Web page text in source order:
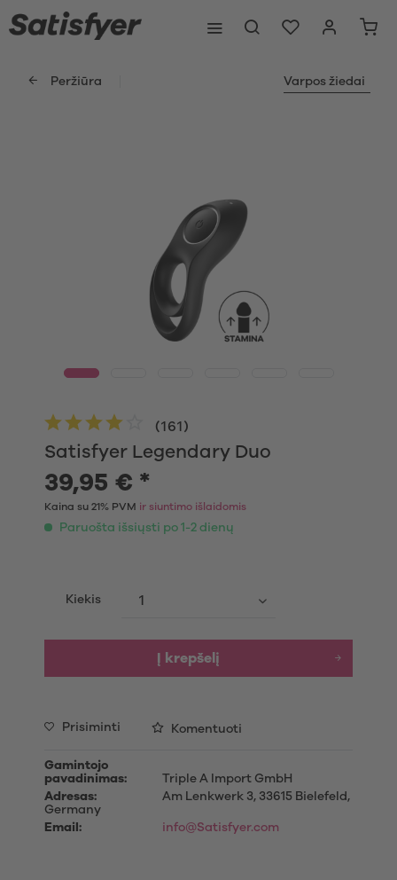
Peržiūra Varpos žiedai
Satisfyer Legendary Duo
(161 )
39,95 € *
Kaina su 21% PVM ir siuntimo išlaidomis
Paruošta išsiųsti po 1-2 dienų
Kiekis
Į krepšelį
Prisiminti Komentuoti
Gamintojo
pavadinimas:
Triple A Import GmbH
Adresas:
Am Lenkwerk 3, 33615 Bielefeld,
Germany
Email:
info@Satisfyer.com